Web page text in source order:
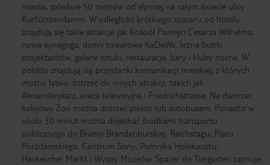
miasta, zaledwie 50 metrów od słynnej na całym świecie ulicy
Kurfürstendamm. W odległości krótkiego spaceru od hotelu
znajdują się takie atrakcje jak Kościół Pamięci Cesarza Wilhelma,
nowa synagoga, domy towarowe KaDeWe, liczne butiki
projektantów, galerie sztuki, restauracje, bary i kluby nocne. W
pobliżu znajdują się przystanki komunikacji miejskiej, z których
można łatwo dotrzeć do innych atrakcji, takich jak
Alexanderplatz, wieża telewizyjna i Friedrichstrasse. Na dworzec
kolejowy Zoo można dotrzeć pieszo lub autobusem. Ponadto w
około 30 minut można dojechać środkami transportu
publicznego do Bramy Brandenburskiej, Reichstagu, Placu
Poczdamskiego, Centrum Sony, Pomnika Holokaustu,
Hackescher Markt i Wyspy Muzeów. Spacer do Tiergarten zajmuje